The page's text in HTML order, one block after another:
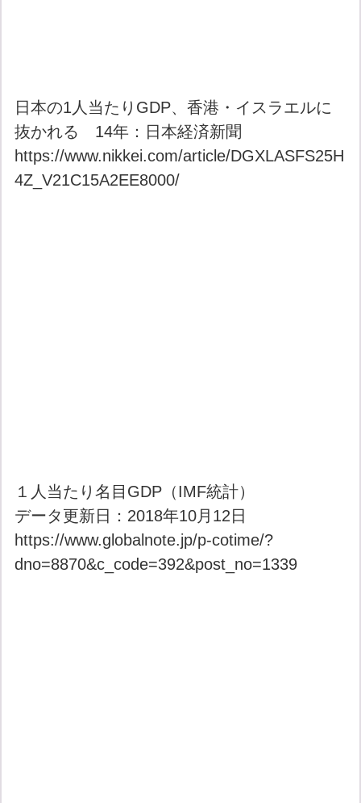
日本の1人当たりGDP、香港・イスラエルに
抜かれる 14年：日本経済新聞
https://www.nikkei.com/article/DGXLASFS25H
4Z_V21C15A2EE8000/
１人当たり名目GDP（IMF統計）
データ更新日：2018年10月12日
https://www.globalnote.jp/p-cotime/?
dno=8870&c_code=392&post_no=1339